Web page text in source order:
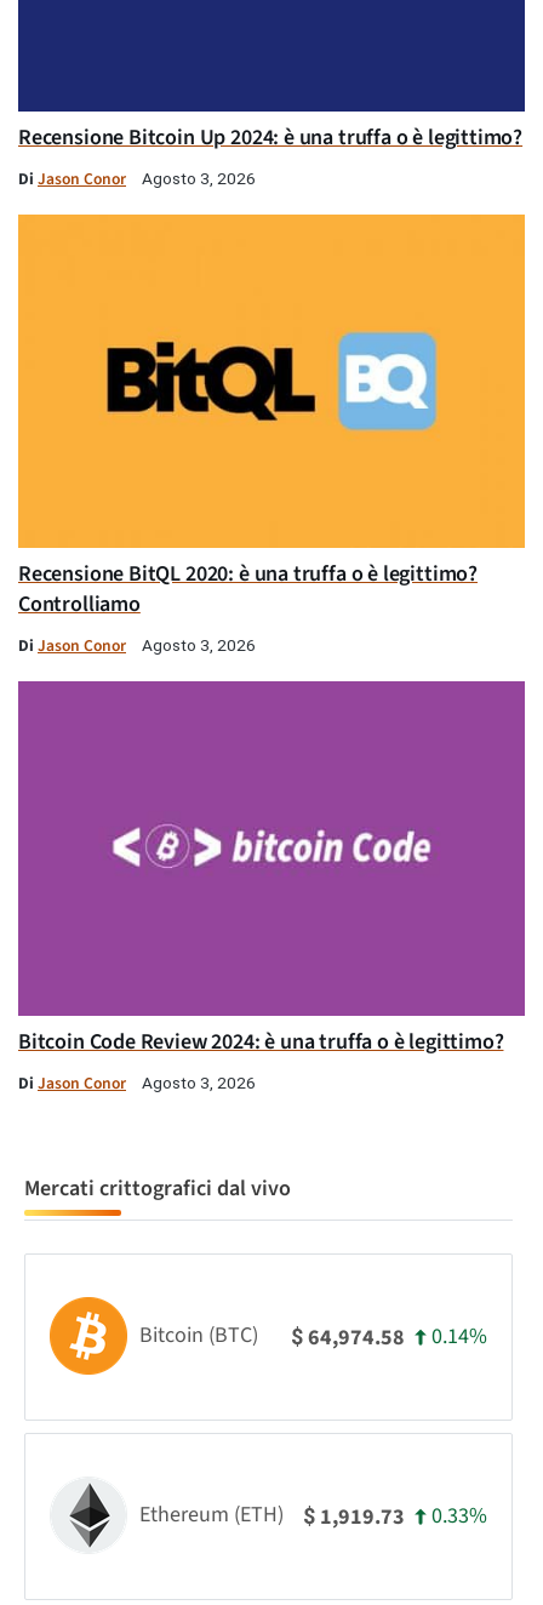
Recensione Bitcoin Up 2024: è una truffa o è legittimo?
Di Jason Conor Agosto 3, 2026
Recensione BitQL 2020: è una truffa o è legittimo?
Controlliamo
Di Jason Conor Agosto 3, 2026
Bitcoin Code Review 2024: è una truffa o è legittimo?
Di Jason Conor Agosto 3, 2026
Mercati crittografici dal vivo
Bitcoin (BTC) $64,974.58 0.14%
Ethereum (ETH) $ 1,919.73 0.33%